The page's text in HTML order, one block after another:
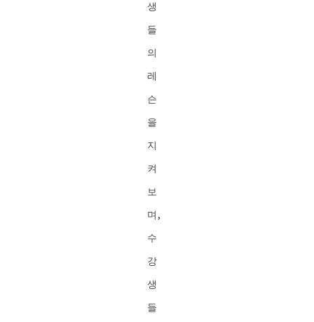
생
들
의
레
슨
을
지
켜
보
며,
수
강
생
들